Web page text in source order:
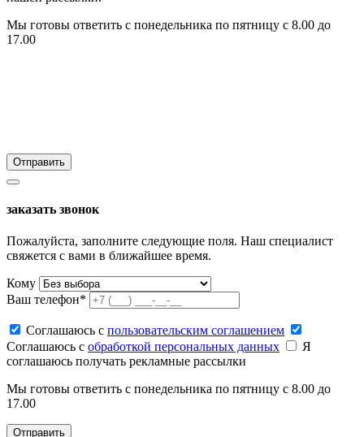
Мы готовы ответить с понедельника по пятницу с 8.00 до
17.00
заказать звонок
Пожалуйста, заполните следующие поля. Наш специалист
свяжется с вами в ближайшее время.
Кому
Ваш телефон*
Соглашаюсь c пользовательским соглашением
Соглашаюсь c обработкой персональных данных
Я
соглашаюсь получать рекламные рассылки
Мы готовы ответить с понедельника по пятницу с 8.00 до
17.00